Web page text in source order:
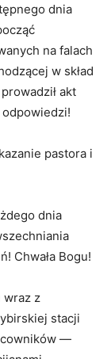
dnia
na falach
w skład
akt
pastora i
dnia
Chwała Bogu!
wraz z
stacji
—